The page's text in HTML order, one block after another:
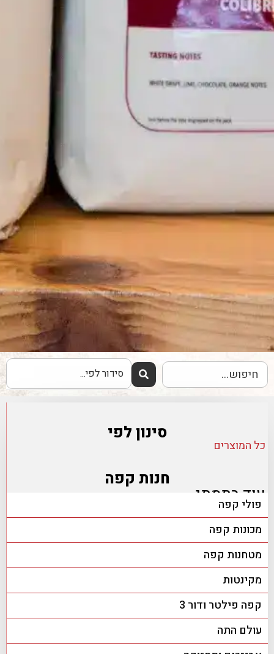
סינון לפי
כל המוצרים
חנות קפה
פולי קפה
מכונות קפה
מטחנות קפה
מקינטות
קפה פילטר ודור 3
עולם התה
עוד בתמתי